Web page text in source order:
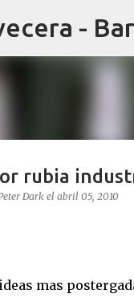
-
rubia
Dark el abril 05, 2010
mas